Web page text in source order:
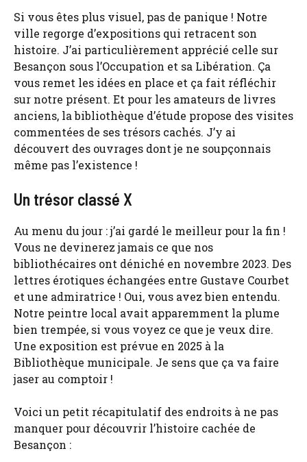
Si vous êtes plus visuel, pas de panique ! Notre
ville regorge d’expositions qui retracent son
histoire. J’ai particulièrement apprécié celle sur
Besançon sous l’Occupation et sa Libération. Ça
vous remet les idées en place et ça fait réfléchir
sur notre présent. Et pour les amateurs de livres
anciens, la bibliothèque d’étude propose des visites
commentées de ses trésors cachés. J’y ai
découvert des ouvrages dont je ne soupçonnais
même pas l’existence !
Un trésor classé X
Au menu du jour : j’ai gardé le meilleur pour la fin !
Vous ne devinerez jamais ce que nos
bibliothécaires ont déniché en novembre 2023. Des
lettres érotiques échangées entre Gustave Courbet
et une admiratrice ! Oui, vous avez bien entendu.
Notre peintre local avait apparemment la plume
bien trempée, si vous voyez ce que je veux dire.
Une exposition est prévue en 2025 à la
Bibliothèque municipale. Je sens que ça va faire
jaser au comptoir !
Voici un petit récapitulatif des endroits à ne pas
manquer pour découvrir l’histoire cachée de
Besançon :